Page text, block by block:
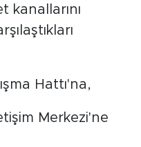
kanallarını
Hattı'na,
Merkezi'ne